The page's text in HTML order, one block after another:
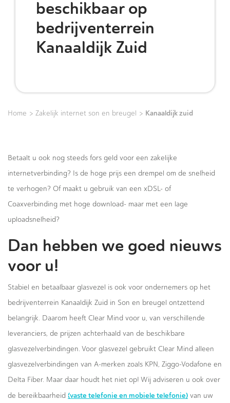
beschikbaar op
bedrijventerrein
Kanaaldijk Zuid
Home > Zakelijk internet son en breugel > Kanaaldijk zuid
Betaalt u ook nog steeds fors geld voor een zakelijke
internetverbinding? Is de hoge prijs een drempel om de snelheid
te verhogen? Of maakt u gebruik van een xDSL- of
Coaxverbinding met hoge download- maar met een lage
uploadsnelheid?
Dan hebben we goed nieuws
voor u!
Stabiel en betaalbaar glasvezel is ook voor ondernemers op het
bedrijventerrein Kanaaldijk Zuid in Son en breugel ontzettend
belangrijk. Daarom heeft Clear Mind voor u, van verschillende
leveranciers, de prijzen achterhaald van de beschikbare
glasvezelverbindingen. Voor glasvezel gebruikt Clear Mind alleen
glasvezelverbindingen van A-merken zoals KPN, Ziggo-Vodafone en
Delta Fiber. Maar daar houdt het niet op! Wij adviseren u ook over
de bereikbaarheid (vaste telefonie en mobiele telefonie) van uw